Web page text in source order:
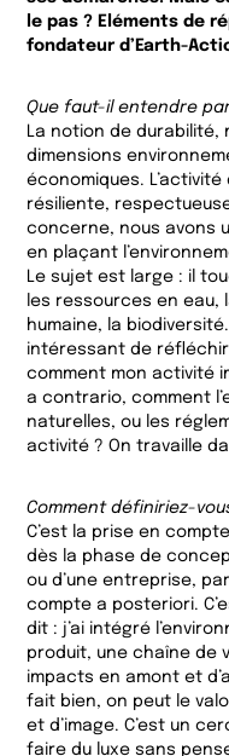
le pas ? Eléments de
fondateur d’Earth-
Que faut-il entendre par
La notion de
dimensions
économiques.
résiliente,
concerne, nous avons
en plaçant
Le sujet est large : il
les ressources en eau,
humaine, la
intéressant de
comment mon activité
a contrario, comment
naturelles, ou les
activité ? On travaille
Comment définiriez-
C’est la prise en
dès la phase de
ou d’une entreprise,
compte a posteriori.
dit : j’ai intégré
produit, une chaîne de
impacts en amont et
fait bien, on peut le
et d’image. C’est un
faire du luxe sans